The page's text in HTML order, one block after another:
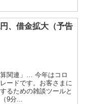
、借金拡大（予告
関連」… 今年はコロ
ードです。お客さまに
るための雑談ツールと
9分...